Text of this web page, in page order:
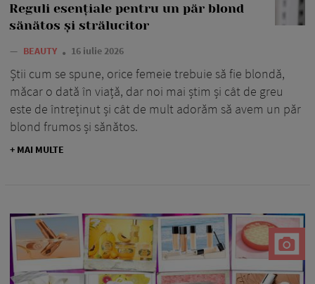
Reguli esențiale pentru un păr blond
sănătos și strălucitor
— BEAUTY 16 iulie 2026
Știi cum se spune, orice femeie trebuie să fie blondă,
măcar o dată în viață, dar noi mai știm și cât de greu
este de întreținut și cât de mult adorăm să avem un păr
blond frumos și sănătos.
+ MAI MULTE